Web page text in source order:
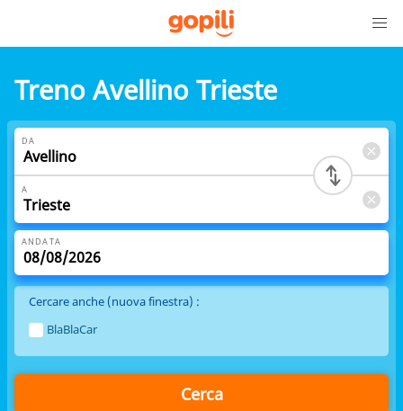
Treno Avellino Trieste
DA
A
ANDATA
Cercare anche (nuova finestra) :
BlaBlaCar
Cerca